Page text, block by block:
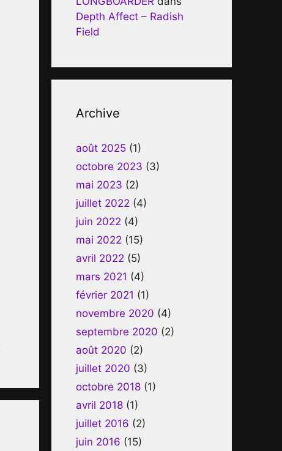
Depth Affect – Radish
Field
Archive
août 2025 (1)
octobre 2023 (3)
mai 2023 (2)
juillet 2022 (4)
juin 2022 (4)
mai 2022 (15)
avril 2022 (5)
mars 2021 (4)
février 2021 (1)
novembre 2020 (4)
septembre 2020 (2)
août 2020 (2)
juillet 2020 (3)
octobre 2018 (1)
avril 2018 (1)
juillet 2016 (2)
juin 2016 (15)